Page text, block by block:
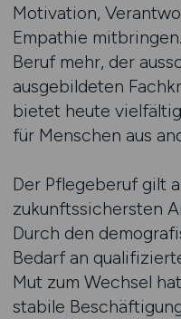
Motivation,
Empathie
Beruf mehr, der
ausgebildeten
bietet heute
für Menschen aus
Der Pflegeberuf gilt
zukunftssichersten
Durch den
Bedarf an
Mut zum Wechsel
stabile